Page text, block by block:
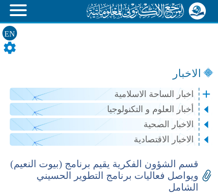
EN
الاخبار
اخبار الساحة الاسلامية
أخبار العلوم و التكنولوجيا
الاخبار الصحية
الاخبار الاقتصادية
قسم الشؤون الفكرية يقيم برنامج (بيوت النعيم)
ويواصل فعاليات برنامج التطوير الحسيني
الشامل